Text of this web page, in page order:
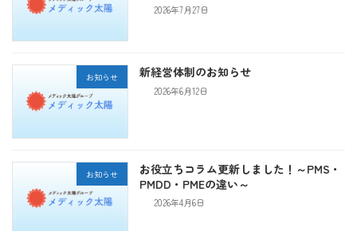
2026年7月27日
お知らせ 新経営体制のお知らせ
2026年6月12日
お知らせ
お役立ちコラム更新しました！～PMS・
PMDD・PMEの違い～
2026年4月6日